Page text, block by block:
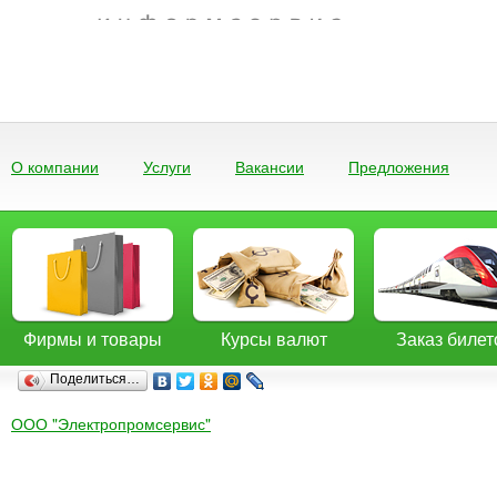
О компании Услуги Вакансии Предложения
Фирмы и товары Курсы валют Заказ
Поделиться…
ООО "Электропромсервис"